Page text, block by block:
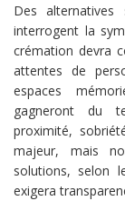
Des alternatives
interrogent la
crémation devra
attentes de
espaces
gagneront du
proximité,
majeur, mais
solutions, selon
exigera